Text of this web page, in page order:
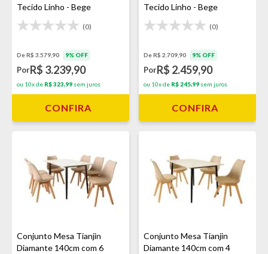
Tecido Linho - Bege
(0)
De R$ 3.579,90 9% OFF
PorR$ 3.239,90
ou 10x de R$ 323,99 sem juros
CONFIRA
Tecido Linho - Bege
(0)
De R$ 2.709,90 9% OFF
PorR$ 2.459,90
ou 10x de R$ 245,99 sem juros
CONFIRA
Conjunto Mesa Tianjin
Diamante 140cm com 6
Conjunto Mesa Tianjin
Diamante 140cm com 4